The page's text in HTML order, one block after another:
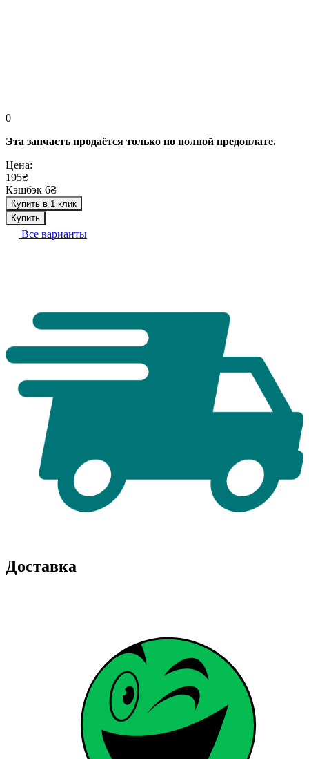
0
Эта запчасть продаётся только по полной предоплате.
Цена:
195₴
Кэшбэк 6₴
Купить в 1 клик
Купить
Все варианты
Доставка